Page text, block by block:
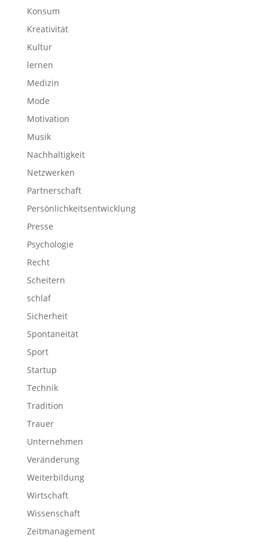
Konsum
Kreativität
Kultur
lernen
Medizin
Mode
Motivation
Musik
Nachhaltigkeit
Netzwerken
Partnerschaft
Persönlichkeitsentwicklung
Presse
Psychologie
Recht
Scheitern
schlaf
Sicherheit
Spontaneität
Sport
Startup
Technik
Tradition
Trauer
Unternehmen
Veränderung
Weiterbildung
Wirtschaft
Wissenschaft
Zeitmanagement